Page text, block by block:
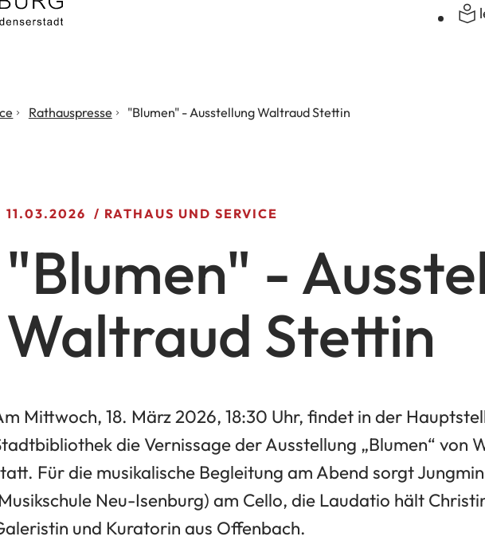
Rathauspresse "Blumen" - Ausstellung Waltraud Stettin
11.03.2026 RATHAUS UND SERVICE
"Blumen" -
Waltraud Stettin
Mittwoch, 18. März 2026, 18:30 Uhr, findet in der
die Vernissage der Ausstellung „Blumen“ von
Für die musikalische Begleitung am Abend sorgt
Neu-Isenburg) am Cello, die Laudatio hält
und Kuratorin aus Offenbach.